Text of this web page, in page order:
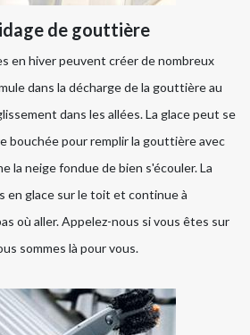
de gouttière
en hiver peuvent créer de nombreux
dans la décharge de la gouttière au
dans les allées. La glace peut se
bouchée pour remplir la gouttière avec
la neige fondue de bien s'écouler. La
en glace sur le toit et continue à
où aller. Appelez-nous si vous êtes sur
sommes là pour vous.